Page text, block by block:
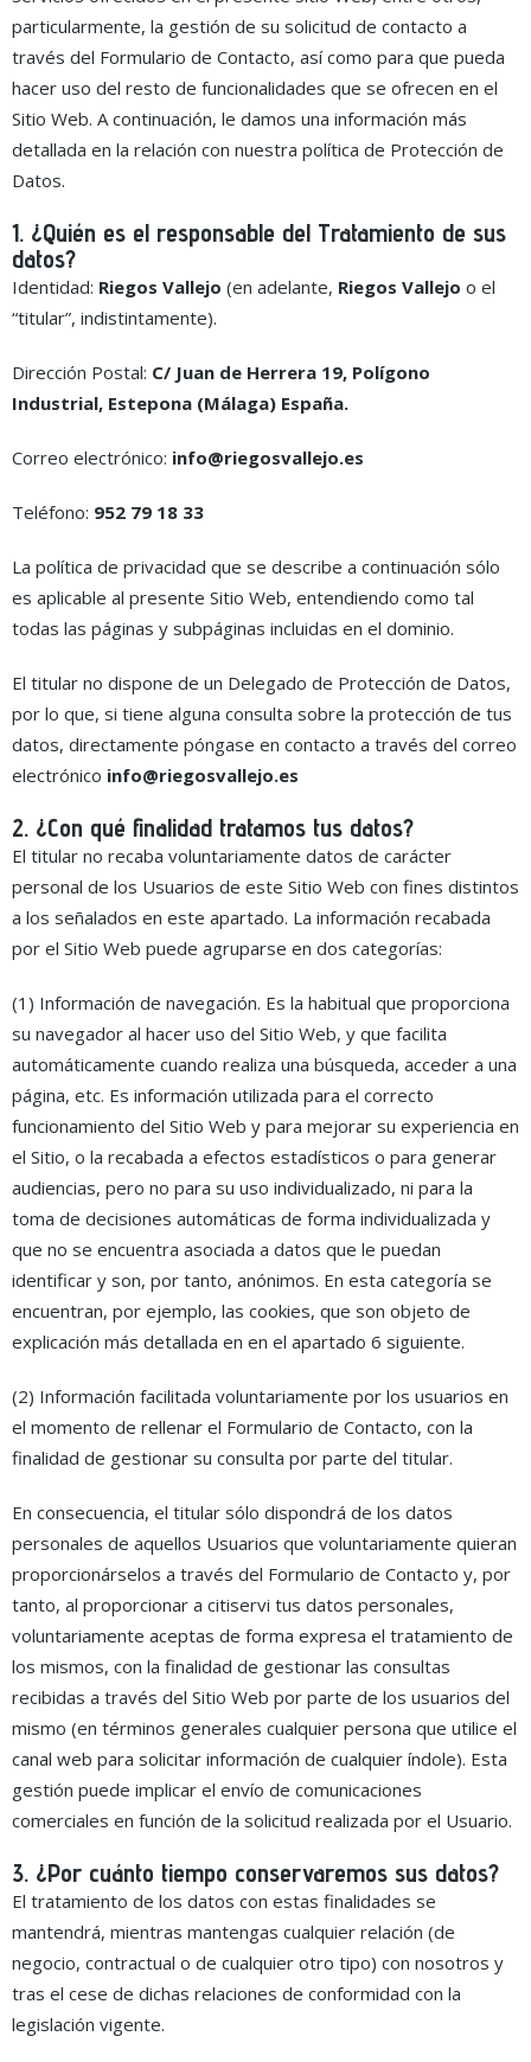
particularmente, la gestión de su solicitud de contacto a
través del Formulario de Contacto, así como para que pueda
hacer uso del resto de funcionalidades que se ofrecen en el
Sitio Web. A continuación, le damos una información más
detallada en la relación con nuestra política de Protección de
Datos.
1. ¿Quién es el responsable del Tratamiento de sus
datos?
Identidad: Riegos Vallejo (en adelante, Riegos Vallejo o el
“titular”, indistintamente).
Dirección Postal: C/ Juan de Herrera 19, Polígono
Industrial, Estepona (Málaga) España.
Correo electrónico: info@riegosvallejo.es
Teléfono: 952 79 18 33
La política de privacidad que se describe a continuación sólo
es aplicable al presente Sitio Web, entendiendo como tal
todas las páginas y subpáginas incluidas en el dominio.
El titular no dispone de un Delegado de Protección de Datos,
por lo que, si tiene alguna consulta sobre la protección de tus
datos, directamente póngase en contacto a través del correo
electrónico info@riegosvallejo.es
2. ¿Con qué finalidad tratamos tus datos?
El titular no recaba voluntariamente datos de carácter
personal de los Usuarios de este Sitio Web con fines distintos
a los señalados en este apartado. La información recabada
por el Sitio Web puede agruparse en dos categorías:
(1) Información de navegación. Es la habitual que proporciona
su navegador al hacer uso del Sitio Web, y que facilita
automáticamente cuando realiza una búsqueda, acceder a una
página, etc. Es información utilizada para el correcto
funcionamiento del Sitio Web y para mejorar su experiencia en
el Sitio, o la recabada a efectos estadísticos o para generar
audiencias, pero no para su uso individualizado, ni para la
toma de decisiones automáticas de forma individualizada y
que no se encuentra asociada a datos que le puedan
identificar y son, por tanto, anónimos. En esta categoría se
encuentran, por ejemplo, las cookies, que son objeto de
explicación más detallada en en el apartado 6 siguiente.
(2) Información facilitada voluntariamente por los usuarios en
el momento de rellenar el Formulario de Contacto, con la
finalidad de gestionar su consulta por parte del titular.
En consecuencia, el titular sólo dispondrá de los datos
personales de aquellos Usuarios que voluntariamente quieran
proporcionárselos a través del Formulario de Contacto y, por
tanto, al proporcionar a citiservi tus datos personales,
voluntariamente aceptas de forma expresa el tratamiento de
los mismos, con la finalidad de gestionar las consultas
recibidas a través del Sitio Web por parte de los usuarios del
mismo (en términos generales cualquier persona que utilice el
canal web para solicitar información de cualquier índole). Esta
gestión puede implicar el envío de comunicaciones
comerciales en función de la solicitud realizada por el Usuario.
3. ¿Por cuánto tiempo conservaremos sus datos?
El tratamiento de los datos con estas finalidades se
mantendrá, mientras mantengas cualquier relación (de
negocio, contractual o de cualquier otro tipo) con nosotros y
tras el cese de dichas relaciones de conformidad con la
legislación vigente.